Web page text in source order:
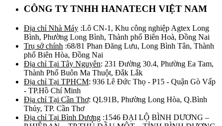
CÔNG TY TNHH HANATECH VIỆT NAM
Địa chỉ Nhà Máy :Lô CN-1, Khu công nghiệp Agtex Long
Bình, Phường Long Bình, Thành phố Biên Hoà, Đồng Nai
Trụ sở chính :68/81 Phan Đăng Lưu, Long Bình Tân, Thành
phố Biên Hòa, Đồng Nai
Địa chỉ Tại Tây Nguyên: 231 Đường 30.4, Phường Ea Tam,
Thành Phố Buôn Ma Thuột, Đắk Lắk
Địa chỉ Tại TPHCM: 936 Lê Đức Thọ - P15 - Quận Gò Vấp
- TP.Hồ Chí Minh
Địa chỉ Tại Cần Thơ: QL91B, Phường Long Hòa, Q.Bình
Thủy, TP. Cần Thơ
Địa chỉ Tại Bình Dương :1546 ĐẠI LỘ BÌNH DƯƠNG –